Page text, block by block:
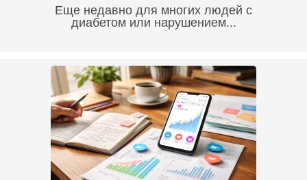
Еще недавно для многих людей с
диабетом или нарушением...